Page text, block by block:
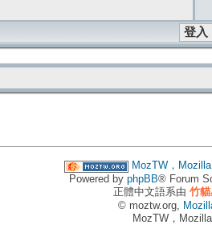
MozTW，
Powered by phpBB® Forum
正體中文語系由 竹
© moztw.org,
MozTW，